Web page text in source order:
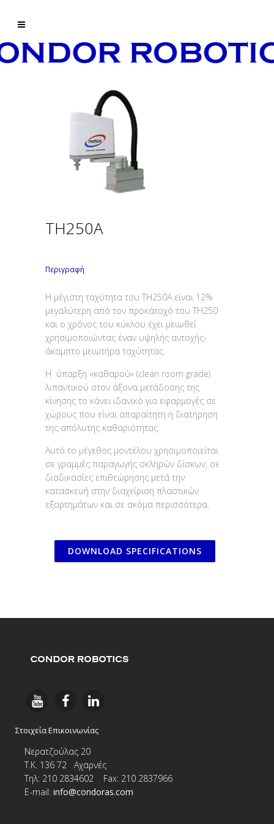
TH250A
Περιγραφή
Η μέγιστη ταχύτητα του TH250A είναι 12%
μεγαλύτερη από τον προκάτοχό του TH250
και ο χρόνος του κύκλου έχει μειωθεί
χρησιμοποιώντας έναν υψηλής αντοχής-
άκαμπτο μειωτήρα ταχύτητας.
Η ύπαρξη «καθαρού» (clean room grade)
λιπαντικού στον άξονα μετάδοσης της
κίνησης το κάνει ιδανικό για εφαρμογές σε
χώρους που είναι απαραίτητη η διατήρηση
της απόλυτης καθαριότητας.
Αυτό το μέγεθος μοντέλου χρησιμοποιείται
σε γραμμές παραγωγής σκληρών δίσκων, σε
διαδικασίες επιθεώρησης μετά την
κατασκευή στην διαχείριση πλαστικών
εξαρτημάτων και σε ακόμα περισσότερα.
DOWNLOAD SPECIFICATIONS
Στοιχεία Επικοινωνίας
Νερατζούλας 20
Τ.Κ. 136 72 Αχαρνές
Τηλ: 210 2834602 Fax: 210 2837966
E-mail: info@condoras.com